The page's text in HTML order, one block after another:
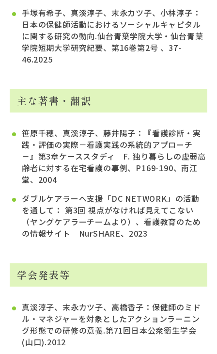
手塚有希子、真溪淳子、末永カツ子、小林淳子：
日本の保健師活動におけるソーシャルキャピタル
に関する研究の動向.仙台青葉学院大学・仙台青葉
学院短期大学研究紀要、第16巻第2号 、37-
46.2025
主な著書・翻訳
笹原千穂、真溪淳子、藤井陽子：『看護診断・実
践・評価の実際－看護実践の系統的アプローチ
－』第3章ケーススタディ F. 独り暮らしの虚弱高
齢者に対する在宅看護の事例、P169-190、南江
堂、2004
ダブルケアラーへ支援「DC NETWORK」の活動
を通して： 第3回 視点がなければ見えてこない
（ヤングケアラーチームより）、看護教育のため
の情報サイト NurSHARE、2023
学会発表等
真溪淳子、末永カツ子、高橋香子：保健師のミド
ル・マネジャーを対象としたアクションラーニン
グ形態での研修の意義.第71回日本公衆衛生学会
(山口).2012